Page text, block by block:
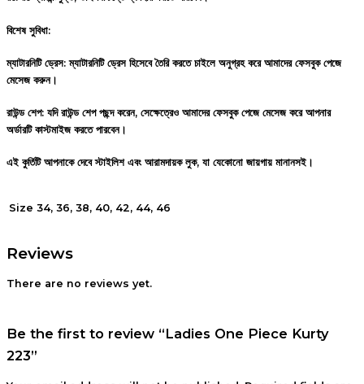
বিশেষ সুবিধা:
ম্যাটারনিটি ড্রেস: ম্যাটারনিটি ড্রেস হিসেবে তৈরি করতে চাইলে অনুগ্রহ করে আমাদের ফেসবুক পেজে
মেসেজ করুন।
রাউন্ড শেপ: যদি রাউন্ড শেপ পছন্দ করেন, সেক্ষেত্রেও আমাদের ফেসবুক পেজে মেসেজ করে আপনার
অর্ডারটি কাস্টমাইজ করতে পারবেন।
এই কুর্তিটি আপনাকে দেবে স্টাইলিশ এবং আরামদায়ক লুক, যা যেকোনো জায়গায় মানানসই।
Size 34, 36, 38, 40, 42, 44, 46
Reviews
There are no reviews yet.
Be the first to review “Ladies One Piece Kurty
223”